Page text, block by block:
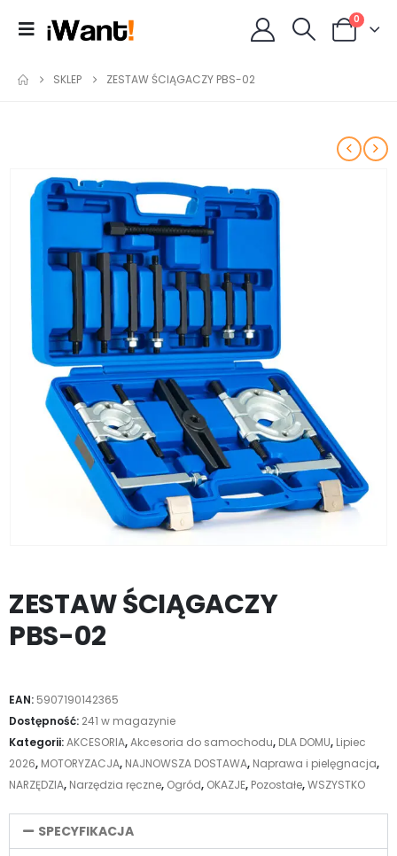
0
SKLEP ZESTAW ŚCIĄGACZY PBS-02
ZESTAW ŚCIĄGACZY
PBS-02
EAN: 5907190142365
Dostępność: 241 w magazynie
Kategorii:AKCESORIA,Akcesoria do samochodu, DLA DOMU, Lipiec
2026, MOTORYZACJA, NAJNOWSZA DOSTAWA, Naprawa i pielęgnacja,
NARZĘDZIA, Narzędzia ręczne, Ogród, OKAZJE, Pozostałe,WSZYSTKO
SPECYFIKACJA